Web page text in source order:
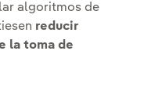
algoritmos de
reducir
la toma de